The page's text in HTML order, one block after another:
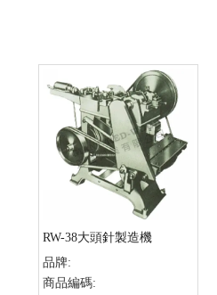
RW-38大頭針製造機
品牌:
商品編碼: